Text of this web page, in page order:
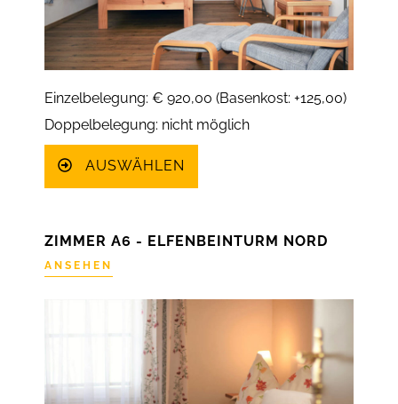
Einzelbelegung: € 920,00 (Basenkost: +125,00)
Doppelbelegung: nicht möglich
AUSWÄHLEN
ZIMMER A6 - ELFENBEINTURM NORD
ANSEHEN